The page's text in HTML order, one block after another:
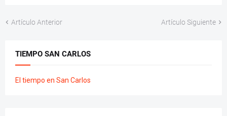
Artículo Anterior Artículo Siguiente
TIEMPO SAN CARLOS
El tiempo en San Carlos